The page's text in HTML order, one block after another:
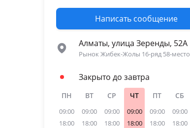
Написать сообщение
Алматы, улица Зеренды, 52А
Рынок Жибек-Жолы 16-ряд 58-место
Закрыто до завтра
ПН
09:00
18:00
ВТ
09:00
18:00
СР
09:00
18:00
ЧТ
09:00
18:00
ПТ
09:00
18:00
СБ
09:00
18:00